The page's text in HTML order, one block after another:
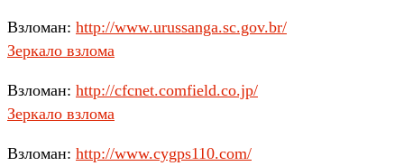
Взломан: http://www.urussanga.sc.gov.br/
Зеркало взлома
Взломан: http://cfcnet.comfield.co.jp/
Зеркало взлома
Взломан: http://www.cygps110.com/